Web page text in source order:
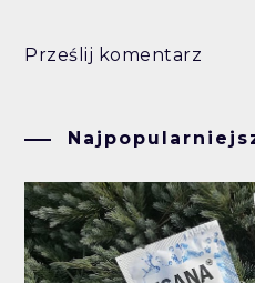
Prześlij komentarz